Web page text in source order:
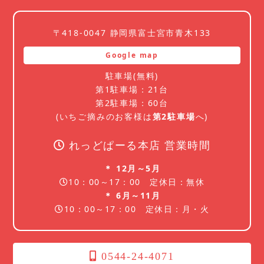
〒418-0047 静岡県富士宮市青木133
Google map
駐車場(無料)
第1駐車場：21台
第2駐車場：60台
(いちご摘みのお客様は第2駐車場へ)
れっどぱーる本店 営業時間
＊ 12月～5月
10：00～17：00 定休日：無休
＊ 6月～11月
10：00～17：00 定休日：月・火
0544-24-4071